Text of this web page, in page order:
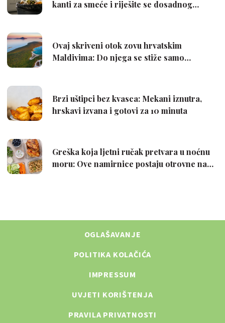
OGLAŠAVANJE
POLITIKA KOLAČIĆA
IMPRESSUM
UVJETI KORIŠTENJA
PRAVILA PRIVATNOSTI